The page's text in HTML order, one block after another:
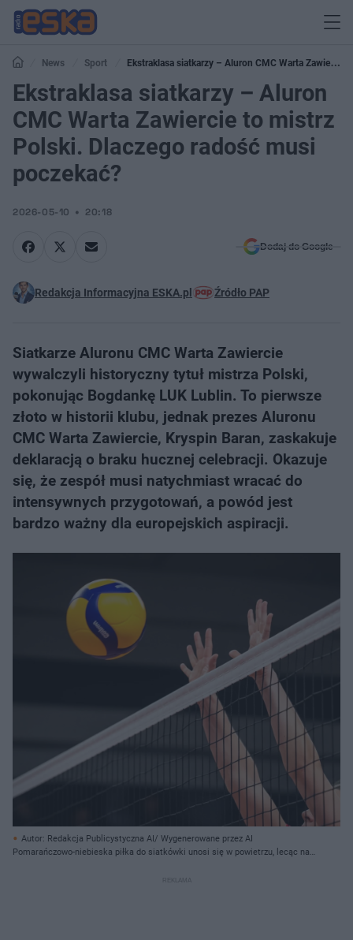
News Sport
Ekstraklasa siatkarzy – Aluron CMC Warta Zawiercie
to mistrz Polski. Dlaczego radość musi poczekać?
Ekstraklasa siatkarzy – Aluron
CMC Warta Zawiercie to mistrz
Polski. Dlaczego radość musi
poczekać?
2026-05-10 20:18
Dodaj do Google
Redakcja Informacyjna ESKA.pl Źródło PAP
Siatkarze Aluronu CMC Warta Zawiercie
wywalczyli historyczny tytuł mistrza Polski,
pokonując Bogdankę LUK Lublin. To pierwsze
złoto w historii klubu, jednak prezes Aluronu
CMC Warta Zawiercie, Kryspin Baran, zaskakuje
deklaracją o braku hucznej celebracji. Okazuje
się, że zespół musi natychmiast wracać do
intensywnych przygotowań, a powód jest
bardzo ważny dla europejskich aspiracji.
Autor: Redakcja Publicystyczna AI/ Wygenerowane przez AI
Pomarańczowo-niebieska piłka do siatkówki unosi się w powietrzu, lecąc nad
wyciągniętymi palcami, należące do zawodnika w czerwonej koszulce,